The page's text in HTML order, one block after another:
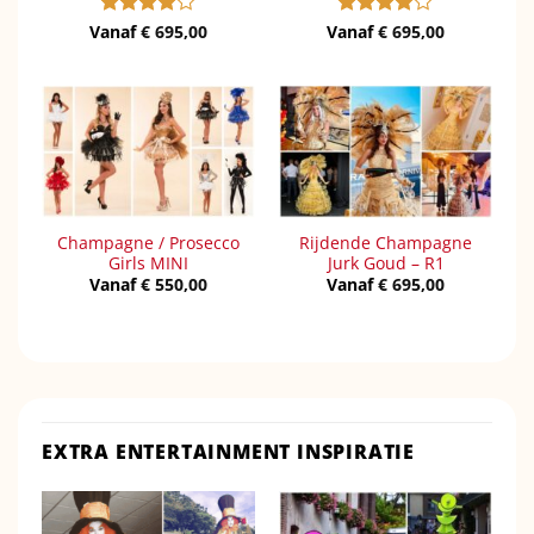
Gewaardeerd
Vanaf€ 695,00
Gewaardeerd
Vanaf€ 695,00
Champagne / Prosecco
Girls MINI
Vanaf€ 550,00
Rijdende Champagne
Jurk Goud – R1
Vanaf€ 695,00
EXTRA ENTERTAINMENT INSPIRATIE